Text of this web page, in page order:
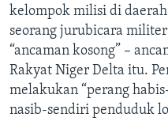
ke
Pencarian
IKUTI KAMI
Bahasa-bahasa
kelompok milisi di
seorang jurubicara
“ancaman kosong” –
Rakyat Niger Delta itu.
melakukan “perang
nasib-sendiri penduduk